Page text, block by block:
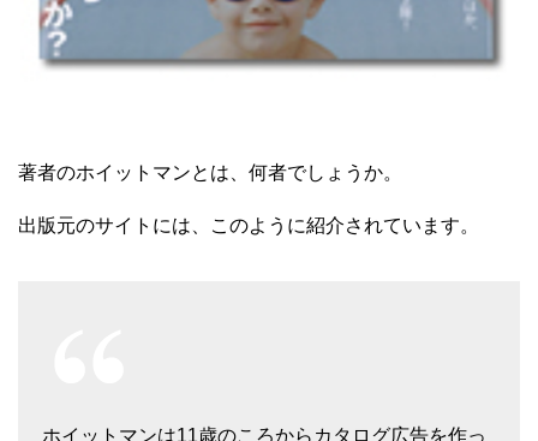
著者のホイットマンとは、何者でしょうか。
出版元のサイトには、このように紹介されています。
ホイットマンは11歳のころからカタログ広告を作っ